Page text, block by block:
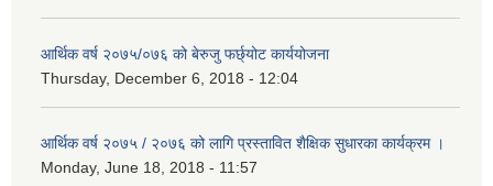
आर्थिक वर्ष २०७५/०७६ को बेरुजु फर्छ्योट कार्ययोजना
Thursday, December 6, 2018 - 12:04
आर्थिक वर्ष २०७५ / २०७६ को लागि प्रस्तावित शैक्षिक सुधारका कार्यक्रम ।
Monday, June 18, 2018 - 11:57